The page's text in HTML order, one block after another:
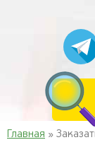
Главная »